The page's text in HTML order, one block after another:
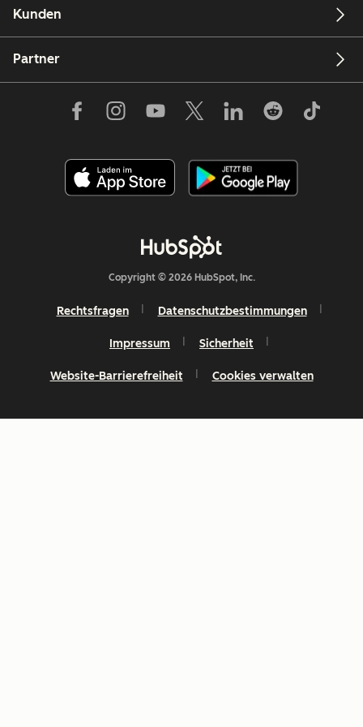
Kunden
Partner
Copyright © 2026 HubSpot, Inc.
Rechtsfragen Datenschutzbestimmungen
Impressum Sicherheit
Website-Barrierefreiheit Cookies verwalten